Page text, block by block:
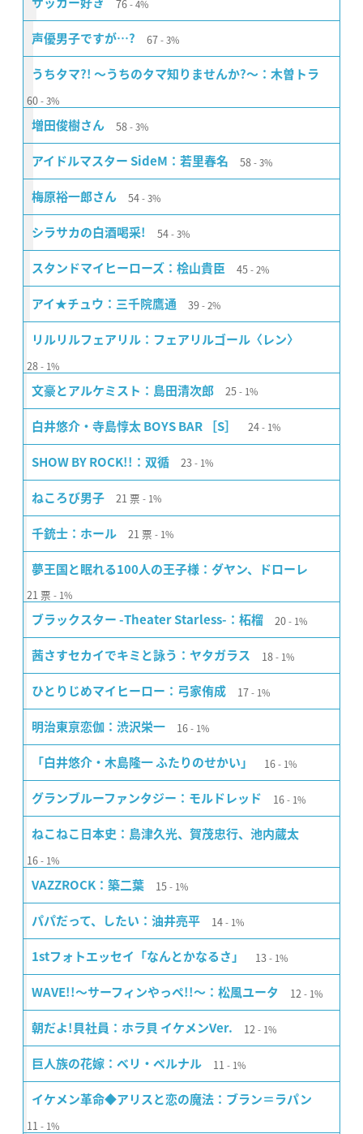
サッカー好き 76 4%
声優男子ですが…? 67 3%
うちタマ?! 〜うちのタマ知りませんか?〜：木曽トラ
60 3%
増田俊樹さん 58 3%
アイドルマスター SideM：若里春名 58 3%
梅原裕一郎さん 54 3%
シラサカの白酒喝采! 54 3%
スタンドマイヒーローズ：桧山貴臣 45 2%
アイ★チュウ：三千院鷹通 39 2%
リルリルフェアリル：フェアリルゴール〈レン〉
28 1%
文豪とアルケミスト：島田清次郎 25 1%
白井悠介・寺島惇太 BOYS BAR ［S］ 24 1%
SHOW BY ROCK!!：双循 23 1%
ねころび男子 21 票 1%
千銃士：ホール 21 票 1%
夢王国と眠れる100人の王子様：ダヤン、ドローレ
21 票 1%
ブラックスター -Theater Starless-：柘榴 20 1%
茜さすセカイでキミと詠う：ヤタガラス 18 1%
ひとりじめマイヒーロー：弓家侑成 17 1%
明治東亰恋伽：渋沢栄一 16 1%
「白井悠介・木島隆一 ふたりのせかい」 16 1%
グランブルーファンタジー：モルドレッド 16 1%
ねこねこ日本史：島津久光、賀茂忠行、池内蔵太
16 1%
VAZZROCK：築二葉 15 1%
パパだって、したい：油井亮平 14 1%
1stフォトエッセイ「なんとかなるさ」 13 1%
WAVE!!〜サーフィンやっぺ!!〜：松風ユータ 12 1%
朝だよ!貝社員：ホラ貝 イケメンVer. 12 1%
巨人族の花嫁：ベリ・ベルナル 11 1%
イケメン革命◆アリスと恋の魔法：ブラン＝ラパン
11 1%